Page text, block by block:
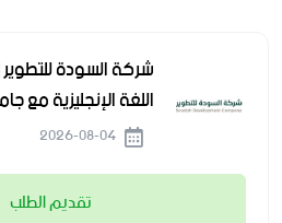
شركة السودة
اللغة الإنجليزية مع
تقديم الطلب